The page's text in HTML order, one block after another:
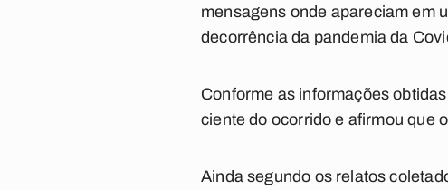
mensagens onde apareciam em
decorrência da pandemia da
Conforme as informações
ciente do ocorrido e afirmou que
Ainda segundo os relatos